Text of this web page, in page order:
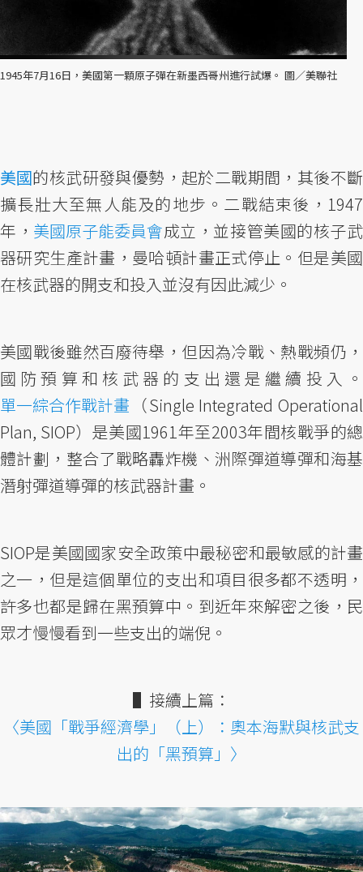
1945年7月16日，美國第一顆原子彈在新墨西哥州進行試爆。 圖／美聯社
美國的核武研發與優勢，起於二戰期間，其後不斷
擴長壯大至無人能及的地步。二戰結束後，1947
年， 美國原子能委員會成立，並接管美國的核子武
器研究生產計畫，曼哈頓計畫正式停止。但是美國
在核武器的開支和投入並沒有因此減少。
美國戰後雖然百廢待舉，但因為冷戰、熱戰頻仍，
國防預算和核武器的支出還是繼續投入。
單一綜合作戰計畫 （Single Integrated Operational
Plan, SIOP）是美國1961年至2003年間核戰爭的總
體計劃，整合了戰略轟炸機、洲際彈道導彈和海基
潛射彈道導彈的核武器計畫。
SIOP是美國國家安全政策中最秘密和最敏感的計畫
之一，但是這個單位的支出和項目很多都不透明，
許多也都是歸在黑預算中。到近年來解密之後，民
眾才慢慢看到一些支出的端倪。
▌接續上篇：
〈美國「戰爭經濟學」（上）：奧本海默與核武支
出的「黑預算」〉